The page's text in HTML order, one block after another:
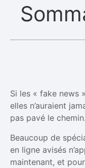
Si les « fake news
elles n’auraient
pas pavé le chemin.
Beaucoup de
en ligne avisés
maintenant, et